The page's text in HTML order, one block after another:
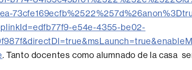
e54e-4355-be02-
. Tanto docentes como alumnado de la casa